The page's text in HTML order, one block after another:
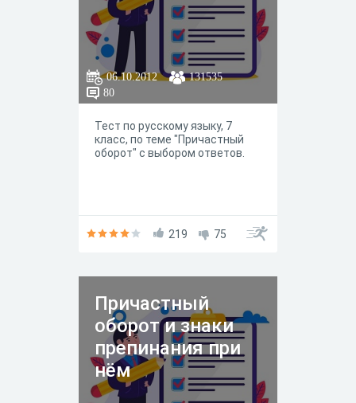
06.10.2012
131535
80
Тест по русскому языку, 7
класс, по теме "Причастный
оборот" с выбором ответов.
219 75
Причастный
оборот и знаки
препинания при
нём